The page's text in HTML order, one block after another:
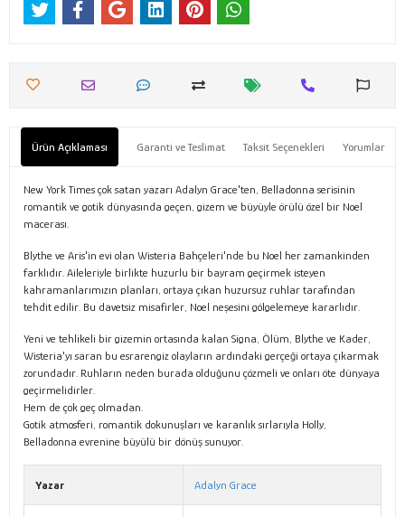
Ürün Açıklaması Garanti ve Teslimat Taksit Seçenekleri Yorumlar
New York Times çok satan yazarı Adalyn Grace'ten, Belladonna serisinin
romantik ve gotik dünyasında geçen, gizem ve büyüyle örülü özel bir Noel
macerası.
Blythe ve Aris'in evi olan Wisteria Bahçeleri'nde bu Noel her zamankinden
farklıdır. Aileleriyle birlikte huzurlu bir bayram geçirmek isteyen
kahramanlarımızın planları, ortaya çıkan huzursuz ruhlar tarafından
tehdit edilir. Bu davetsiz misafirler, Noel neşesini gölgelemeye kararlıdır.
Yeni ve tehlikeli bir gizemin ortasında kalan Signa, Ölüm, Blythe ve Kader,
Wisteria'yı saran bu esrarengiz olayların ardındaki gerçeği ortaya çıkarmak
zorundadır. Ruhların neden burada olduğunu çözmeli ve onları öte dünyaya
geçirmelidirler.
Hem de çok geç olmadan.
Gotik atmosferi, romantik dokunuşları ve karanlık sırlarıyla Holly,
Belladonna evrenine büyülü bir dönüş sunuyor.
Yazar Adalyn Grace